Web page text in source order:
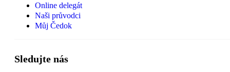
Online delegát
Naši průvodci
Můj Čedok
Sledujte nás